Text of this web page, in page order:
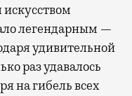
искусством
легендарным —
удивительной
раз удавалось
на гибель всех